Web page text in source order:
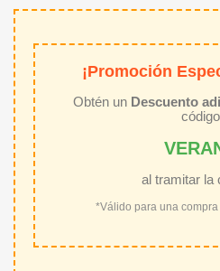
¡Promoción
Obtén un Descuento
al tramitar la
*Válido para una